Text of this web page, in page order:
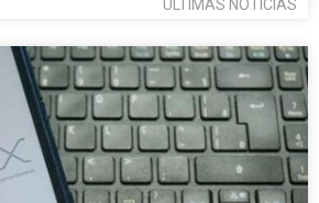
ÚLTIMAS NOTÍCIAS